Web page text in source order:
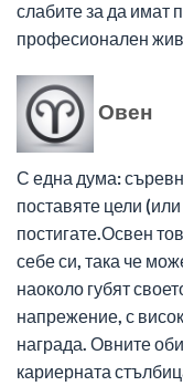
слабите за да имат
професионален
Овен
С една дума:
поставяте цели
постигате.Освен
себе си, така че
наоколо губят
напрежение, с
награда. Овните
кариерната